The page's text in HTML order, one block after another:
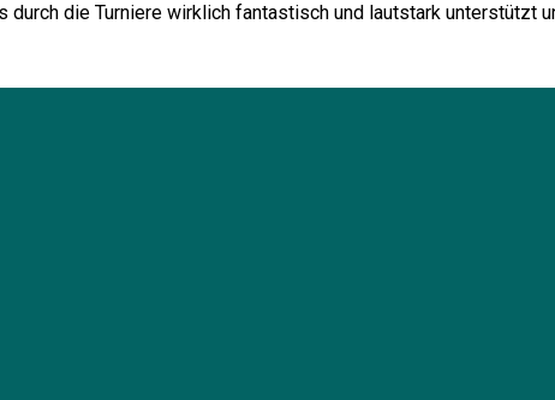
die Turniere wirklich fantastisch und lautstark unterstützt